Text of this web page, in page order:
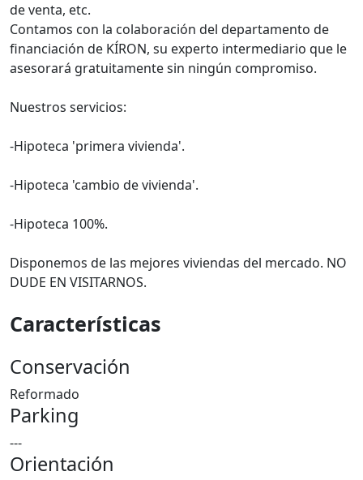
de venta, etc.
Contamos con la colaboración del departamento de
financiación de KÍRON, su experto intermediario que le
asesorará gratuitamente sin ningún compromiso.
Nuestros servicios:
-Hipoteca 'primera vivienda'.
-Hipoteca 'cambio de vivienda'.
-Hipoteca 100%.
Disponemos de las mejores viviendas del mercado. NO
DUDE EN VISITARNOS.
Características
Conservación
Reformado
Parking
---
Orientación